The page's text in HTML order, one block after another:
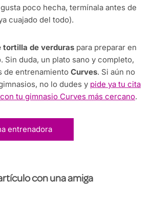
poco hecha, termínala antes de
cuajado del todo).
tortilla de verduras para preparar en
Sin duda, un plato sano y completo,
de entrenamiento Curves. Si aún no
no lo dudes y pide ya tu cita
tu gimnasio Curves más cercano.
entrenadora
con una amiga